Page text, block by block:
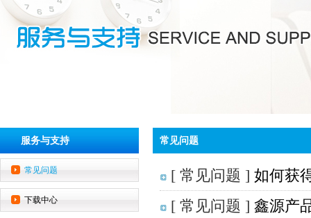
服务与支持
常见问题
下载中心
常见问题
[ 常见问题 ] 如何获
[ 常见问题 ] 鑫源产